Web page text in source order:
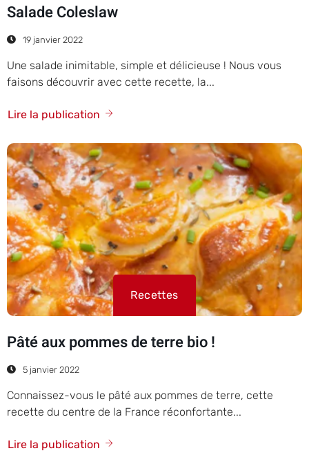
Salade Coleslaw
19 janvier 2022
Une salade inimitable, simple et délicieuse ! Nous vous
faisons découvrir avec cette recette, la...
Lire la publication
Recettes
Pâté aux pommes de terre bio !
5 janvier 2022
Connaissez-vous le pâté aux pommes de terre, cette
recette du centre de la France réconfortante...
Lire la publication